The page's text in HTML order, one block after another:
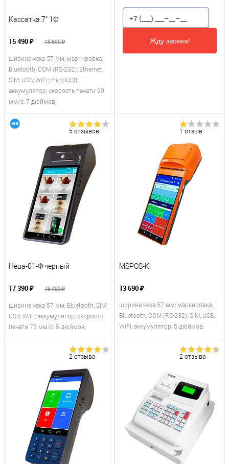
Кассатка 7" 1Ф
15 490 ₽ 15 890 ₽
ширина чека 57 мм; маркировка;
Bluetooth; COM (RS-232); Ethernet;
SIM; USB; WiFi; microUSB;
аккумулятор; скорость печати 90
мм/с; 7 дюймов;
Жду звонка!
5 отзывов
Нева-01-Ф черный
17 390 ₽ 18 490 ₽
ширина чека 57 мм; Bluetooth; SIM;
USB; WiFi; аккумулятор; скорость
печати 75 мм/с; 5 дюймов;
1 отзыв
MSPOS-K
13 690 ₽
ширина чека 57 мм; маркировка;
Bluetooth; COM (RS-232); SIM; USB;
WiFi; аккумулятор; 5 дюймов;
2 отзыва 2 отзыва